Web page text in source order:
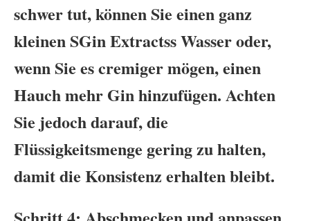
schwer tut, können Sie einen ganz
kleinen SGin Extractss Wasser oder,
wenn Sie es cremiger mögen, einen
Hauch mehr Gin hinzufügen. Achten
Sie jedoch darauf, die
Flüssigkeitsmenge gering zu halten,
damit die Konsistenz erhalten bleibt.